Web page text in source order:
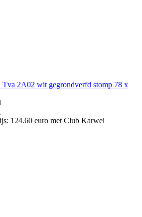
2A02 wit gegrondverfd stomp 78 x
124.60 euro met Club Karwei